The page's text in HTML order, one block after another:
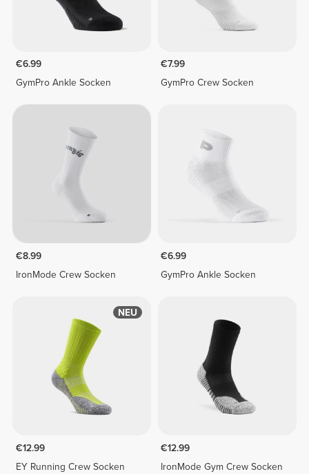
€6.99
GymPro Ankle Socken
€7.99
GymPro Crew Socken
€8.99
IronMode Crew Socken
€6.99
GymPro Ankle Socken
NEU
€12.99
EY Running Crew Socken
€12.99
IronMode Gym Crew Socken